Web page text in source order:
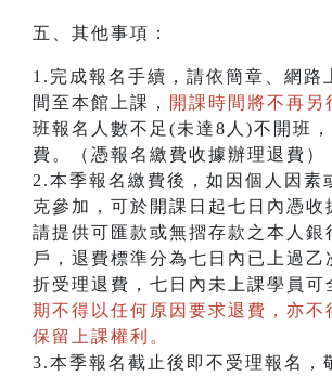
五、其他事項：
1.完成報名手續，請依簡章、網路
間至本館上課，
開課時間將不再另
班報名人數不足(未達8人)不開班
費。（憑報名繳費收據辦理退費）
2.本季報名繳費後，如因個人因素
克參加，可於開課日起七日內憑收
請提供可匯款或無摺存款之本人銀
戶，退費標準分為七日內已上過乙
折受理退費，七日內未上課學員可
期不得以任何原因要求退費，亦不
保留上課權利。
3.本季報名截止後即不受理報名，